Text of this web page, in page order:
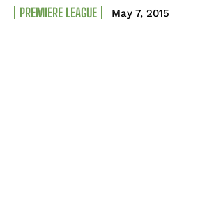
PREMIERE LEAGUE May 7, 2015